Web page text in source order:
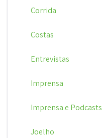
Corrida
Costas
Entrevistas
Imprensa
Imprensa e Podcasts
Joelho